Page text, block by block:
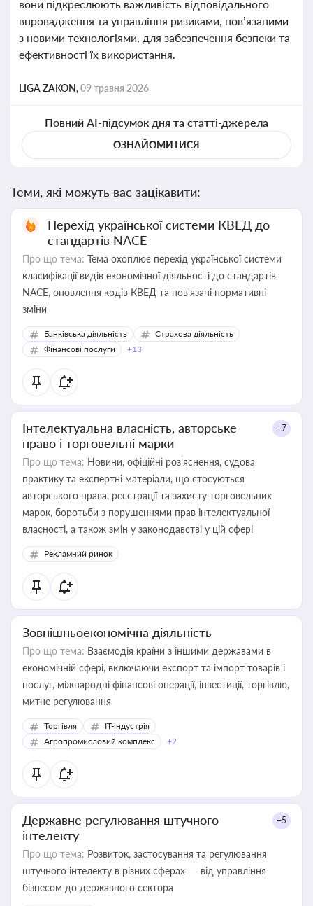
вони підкреслюють важливість відповідального
впровадження та управління ризиками, пов’язаними
з новими технологіями, для забезпечення безпеки та
ефективності їх використання.
LIGA ZAKON,09 травня 2026
Повний AI-підсумок дня та статті-джерела
ОЗНАЙОМИТИСЯ
Теми, які можуть вас зацікавити:
Перехід української системи КВЕД до
стандартів NACE
Про що тема: Тема охоплює перехід української системи
класифікації видів економічної діяльності до стандартів
NACE, оновлення кодів КВЕД та пов'язані нормативні
зміни
Банківська діяльність
Страхова діяльність
Фінансові послуги
+13
Інтелектуальна власність, авторське
право і торговельні марки
+7
Про що тема: Новини, офіційні роз’яснення, судова
практику та експертні матеріали, що стосуються
авторського права, реєстрації та захисту торговельних
марок, боротьби з порушеннями прав інтелектуальної
власності, а також змін у законодавстві у цій сфері
Рекламний ринок
Зовнішньоекономічна діяльність
Про що тема: Взаємодія країни з іншими державами в
економічній сфері, включаючи експорт та імпорт товарів і
послуг, міжнародні фінансові операції, інвестиції, торгівлю,
митне регулювання
Торгівля
IT-індустрія
Агропромисловий комплекс
+2
Державне регулювання штучного
інтелекту
+5
Про що тема: Розвиток, застосування та регулювання
штучного інтелекту в різних сферах — від управління
бізнесом до державного сектора